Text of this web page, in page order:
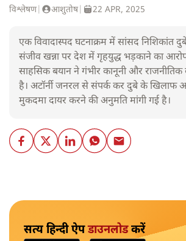
विश्लेषण| आशुतोष| 22 APR, 2025
एक विवादास्पद घटनाक्रम में सांसद निशिकांत
संजीव खन्ना पर देश में गृहयुद्ध भड़काने का
साहसिक बयान ने गंभीर कानूनी और
है। अटॉर्नी जनरल से संपर्क कर दुबे के खिलाफ
मुकदमा दायर करने की अनुमति मांगी गई है।
सत्य हिन्दी ऐपडाउनलोडकरें